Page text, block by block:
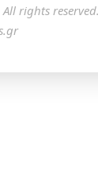
rights